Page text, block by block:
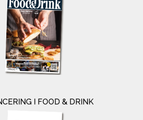
I FOOD & DRINK